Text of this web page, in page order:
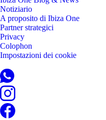
Notiziario
A proposito di Ibiza One
Partner strategici
Privacy
Colophon
Impostazioni dei cookie